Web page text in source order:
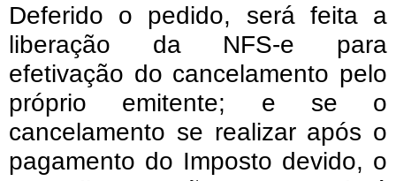
Deferido o pedido, será feita a
liberação da NFS-e para
efetivação do cancelamento pelo
próprio emitente; e se o
cancelamento se realizar após o
pagamento do Imposto devido, o